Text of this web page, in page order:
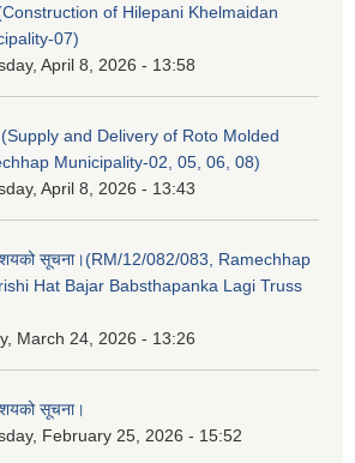
of Hilepani Khelmaidan
07)
April 8, 2026 - 13:58
and Delivery of Roto Molded
Municipality-02, 05, 06, 08)
April 8, 2026 - 13:43
सूचना।(RM/12/082/083, Ramechhap
Hat Bajar Babsthapanka Lagi Truss
March 24, 2026 - 13:26
सूचना।
February 25, 2026 - 15:52